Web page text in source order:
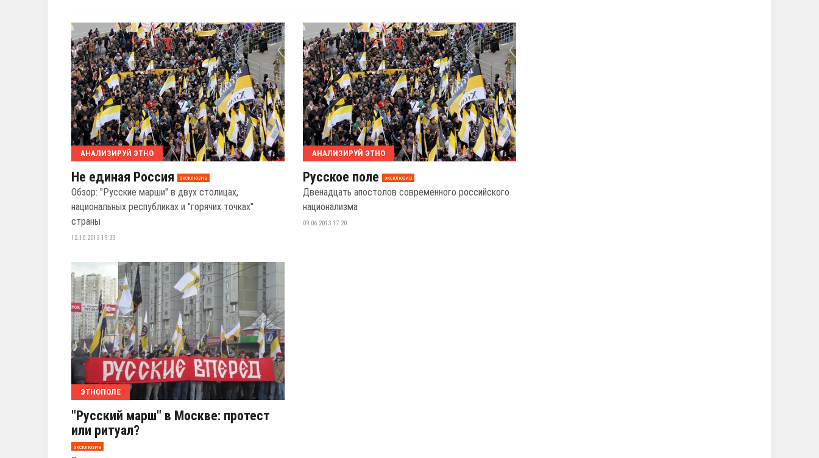
АНАЛИЗИРУЙ ЭТНО
Не единая Россия эксклюзив
Обзор: "Русские марши" в двух столицах,
национальных республиках и "горячих точках"
страны
12.10.2013 19:33
АНАЛИЗИРУЙ ЭТНО
Русское поле эксклюзив
Двенадцать апостолов современного российского
национализма
09.06.2013 17:20
ЭТНОПОЛЕ
"Русский марш" в Москве: протест
или ритуал?
эксклюзив